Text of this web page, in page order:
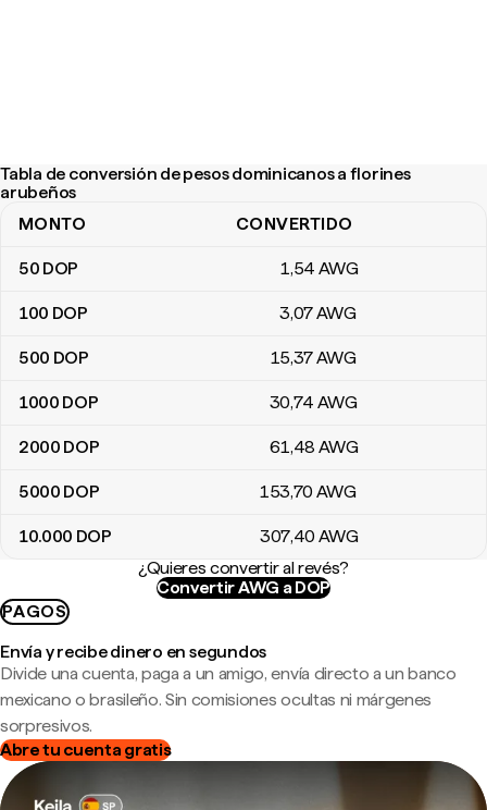
Tabla de conversión de pesos dominicanos a florines
arubeños
Tabla de conversión de pesos dominicanos a florines arubeños
MONTO CONVERTIDO
50 DOP 1,54 AWG
100 DOP 3,07AWG
500 DOP 15,37AWG
1000 DOP 30,74 AWG
2000 DOP 61,48 AWG
5000 DOP 153,70 AWG
10.000 DOP 307,40 AWG
¿Quieres convertir al revés?
Convertir AWG a DOP
PAGOS
Envía y recibe dinero en segundos
Divide una cuenta, paga a un amigo, envía directo a un banco
mexicano o brasileño. Sin comisiones ocultas ni márgenes
sorpresivos.
Abre tu cuenta gratis